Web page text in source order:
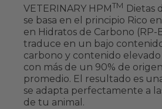
VETERINARY HPMTM Dietas
se basa en el principio Rico
en Hidratos de Carbono (RP-
traduce en un bajo
carbono y contenido
con más de un 90% de
promedio. El resultado es
se adapta perfectamente a
de tu animal.